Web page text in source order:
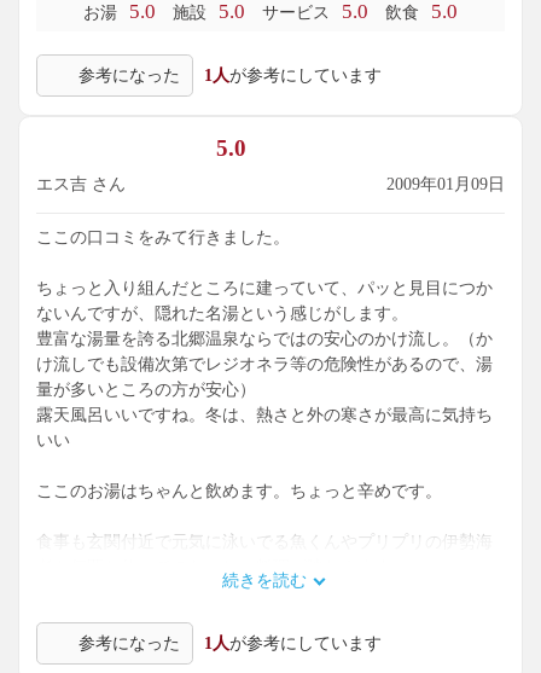
お湯 5.0 施設 5.0 サービス 5.0 飲食 5.0
参考になった 1人が参考にしています
5.0
エス吉 さん 2009年01月09日
ここの口コミをみて行きました。
ちょっと入り組んだところに建っていて、パッと見目につか
ないんですが、隠れた名湯という感じがします。
豊富な湯量を誇る北郷温泉ならではの安心のかけ流し。（か
け流しでも設備次第でレジオネラ等の危険性があるので、湯
量が多いところの方が安心）
露天風呂いいですね。冬は、熱さと外の寒さが最高に気持ち
いい
ここのお湯はちゃんと飲めます。ちょっと辛めです。
食事も玄関付近で元気に泳いでる魚くんやプリプリの伊勢海
老を何匹か使ってのおいしい料理が味わえます。
こんないい温泉があるなんて知りませんでした。ここの口コ
ミの方、感謝します。
続きを読む
参考になった 1人が参考にしています